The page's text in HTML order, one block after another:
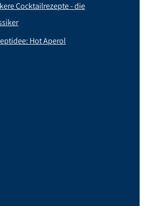
Cocktailrezepte - die
Hot Aperol